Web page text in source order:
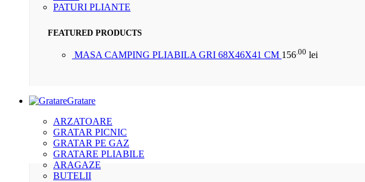
PATURI PLIANTE
FEATURED PRODUCTS
MASA CAMPING PLIABILA GRI 68X46X41 CM 156.00 lei
Gratare
ARZATOARE
GRATAR PICNIC
GRATAR PE GAZ
GRATARE PLIABILE
ARAGAZE
BUTELII